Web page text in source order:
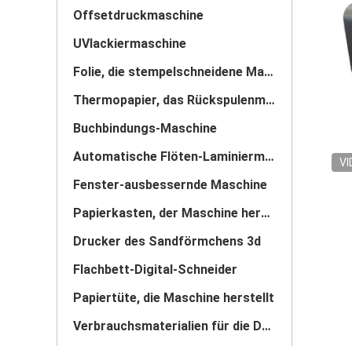
Offsetdruckmaschine
UVlackiermaschine
Folie, die stempelschneidene Maschine stempelt
Thermopapier, das Rückspulenmaschine aufschlitzt
Buchbindungs-Maschine
Automatische Flöten-Laminiermaschine
Fenster-ausbessernde Maschine
Papierkasten, der Maschine herstellt
Drucker des Sandförmchens 3d
Flachbett-Digital-Schneider
Papiertüte, die Maschine herstellt
Verbrauchsmaterialien für die Druckerei